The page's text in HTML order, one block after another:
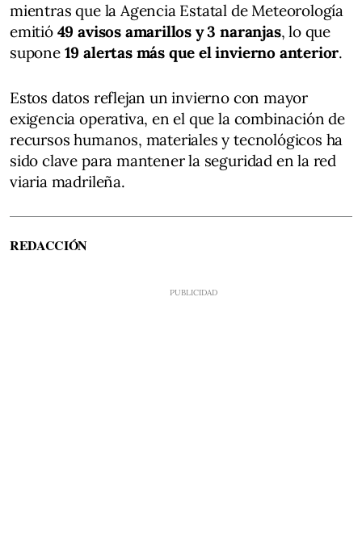
mientras que la Agencia Estatal de Meteorología
emitió 49 avisos amarillos y 3 naranjas, lo que
supone 19 alertas más que el invierno anterior.
Estos datos reflejan un invierno con mayor
exigencia operativa, en el que la combinación de
recursos humanos, materiales y tecnológicos ha
sido clave para mantener la seguridad en la red
viaria madrileña.
REDACCIÓN